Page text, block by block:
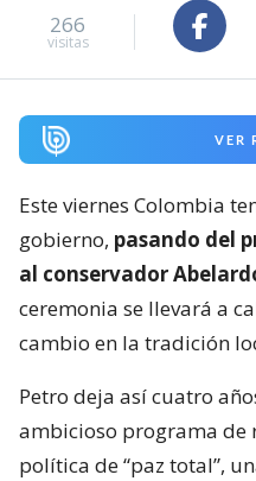
266
visitas
VER
Este viernes Colombia
gobierno, pasando del
al conservador
ceremonia se llevará a
cambio en la tradición
Petro deja así cuatro
ambicioso programa de
política de “paz total”,